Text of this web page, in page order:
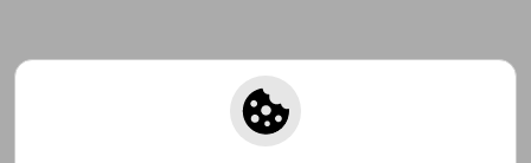
Suscríbete para recibir ofertas y
promociones